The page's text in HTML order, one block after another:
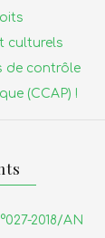
culturels
de contrôle
(CCAP) !
2018/AN